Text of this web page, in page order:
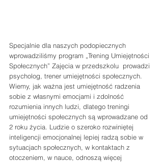
Specjalnie dla naszych podopiecznych
wprowadziliśmy program „Trening Umiejętności
Społecznych” Zajęcia w przedszkolu  prowadzi
psycholog, trener umiejętności społecznych.
Wiemy, jak ważna jest umiejętność radzenia
sobie z własnymi emocjami i zdolność
rozumienia innych ludzi, dlatego treningi
umiejętności społecznych są wprowadzane od
2 roku życia. Ludzie o szeroko rozwiniętej
inteligencji emocjonalnej lepiej radzą sobie w
sytuacjach społecznych, w kontaktach z
otoczeniem, w nauce, odnoszą więcej